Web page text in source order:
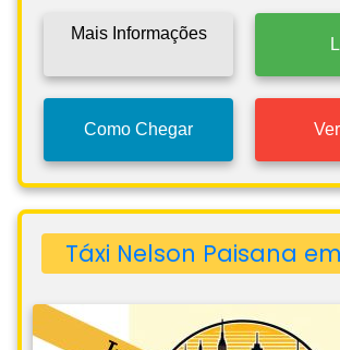
Mais Informações
Como Chegar
Táxi Nelson Paisana